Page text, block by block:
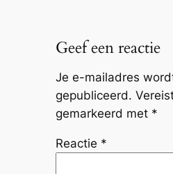
Geef een reactie
Je e-mailadres
gepubliceerd.
gemarkeerd met *
Reactie *